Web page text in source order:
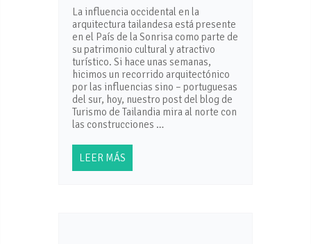
La influencia occidental en la
arquitectura tailandesa está presente
en el País de la Sonrisa como parte de
su patrimonio cultural y atractivo
turístico. Si hace unas semanas,
hicimos un recorrido arquitectónico
por las influencias sino – portuguesas
del sur, hoy, nuestro post del blog de
Turismo de Tailandia mira al norte con
las construcciones …
LEER MÁS